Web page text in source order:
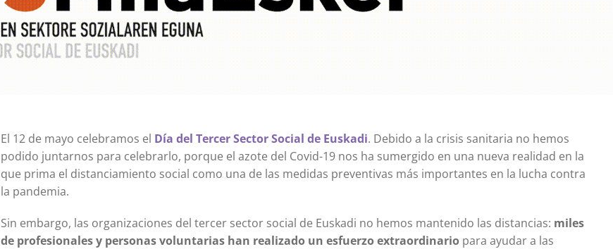
El 12 de mayo celebramos el Día del Tercer Sector Social de Euskadi. Debido a la crisis sanitaria no hemos
podido juntarnos para celebrarlo, porque el azote del Covid-19 nos ha sumergido en una nueva realidad en la
que prima el distanciamiento social como una de las medidas preventivas más importantes en la lucha contra
la pandemia.
Sin embargo, las organizaciones del tercer sector social de Euskadi no hemos mantenido las distancias: miles
de profesionales y personas voluntarias han realizado un esfuerzo extraordinario para ayudar a las